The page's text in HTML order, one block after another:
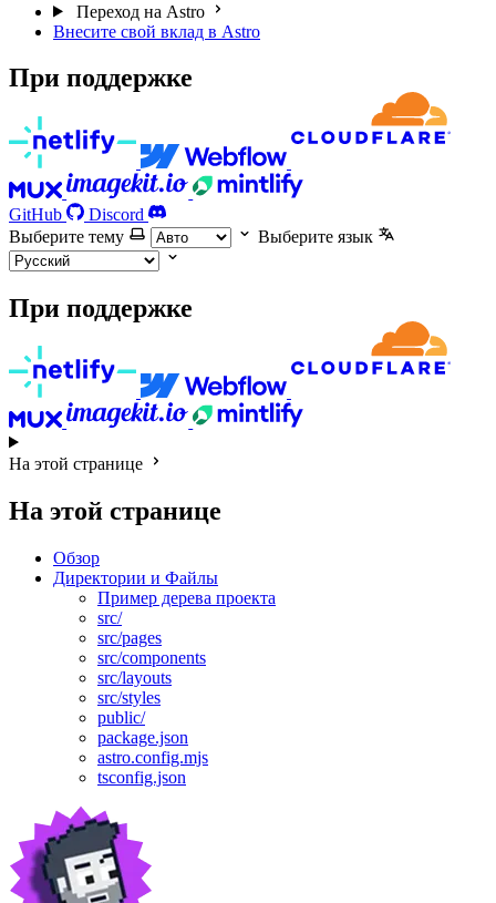
Переход на Astro
Внесите свой вклад в Astro
При поддержке
GitHub
Discord
Выберите тему
Выберите язык
При поддержке
На этой странице
На этой странице
Обзор
Директории и Файлы
Пример дерева проекта
src/
src/pages
src/components
src/layouts
src/styles
public/
package.json
astro.config.mjs
tsconfig.json